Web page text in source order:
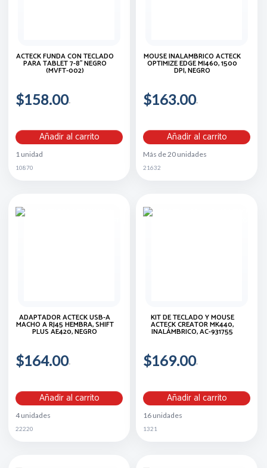
ACTECK FUNDA CON TECLADO
PARA TABLET 7-8'' NEGRO
(MVFT-002)
$158.00
Añadir al carrito
1 unidad
10870
MOUSE INALAMBRICO ACTECK
OPTIMIZE EDGE MI460, 1500
DPI, NEGRO
$163.00
Añadir al carrito
Más de 20 unidades
21632
ADAPTADOR ACTECK USB-A
MACHO A RJ45 HEMBRA, SHIFT
PLUS AE420, NEGRO
$164.00
Añadir al carrito
4 unidades
22220
KIT DE TECLADO Y MOUSE
ACTECK CREATOR MK440,
INALÁMBRICO, AC-931755
$169.00
Añadir al carrito
16 unidades
1321